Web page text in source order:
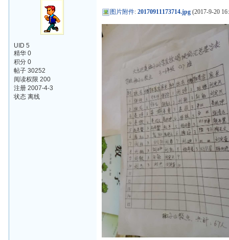
UID 5
精华 0
积分 0
帖子 30252
阅读权限 200
注册 2007-4-3
状态 离线
图片附件:20170911173714.jpg (2017-9-20